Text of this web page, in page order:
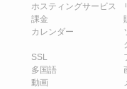
ホスティングサービス
課金
カレンダー
SSL
多国語
動画